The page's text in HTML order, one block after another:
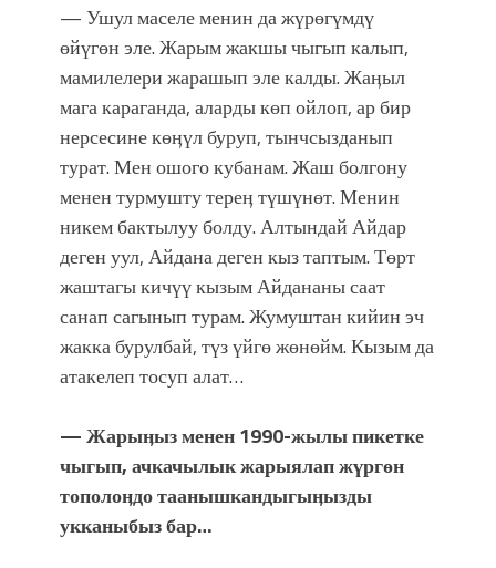
— Ушул маселе менин да жүрөгүмдү
өйүгөн эле. Жарым жакшы чыгып калып,
мамилелери жарашып эле калды. Жаӊыл
мага караганда, аларды көп ойлоп, ар бир
нерсесине көӊүл буруп, тынчсызданып
турат. Мен ошого кубанам. Жаш болгону
менен турмушту тереӊ түшүнөт. Менин
никем бактылуу болду. Алтындай Айдар
деген уул, Айдана деген кыз таптым. Төрт
жаштагы кичүү кызым Айдананы саат
санап сагынып турам. Жумуштан кийин эч
жакка бурулбай, түз үйгө жөнөйм. Кызым да
атакелеп тосуп алат…
— Жарыӊыз менен 1990-жылы пикетке
чыгып, ачкачылык жарыялап жүргөн
тополоӊдо таанышкандыгыӊызды
укканыбыз бар…